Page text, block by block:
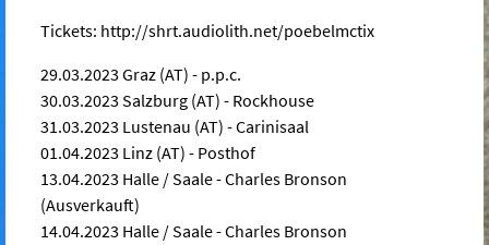
Tickets: http://shrt.audiolith.net/poebelmctix
29.03.2023 Graz (AT) - p.p.c.
30.03.2023 Salzburg (AT) - Rockhouse
31.03.2023 Lustenau (AT) - Carinisaal
01.04.2023 Linz (AT) - Posthof
13.04.2023 Halle / Saale - Charles Bronson
(Ausverkauft)
14.04.2023 Halle / Saale - Charles Bronson